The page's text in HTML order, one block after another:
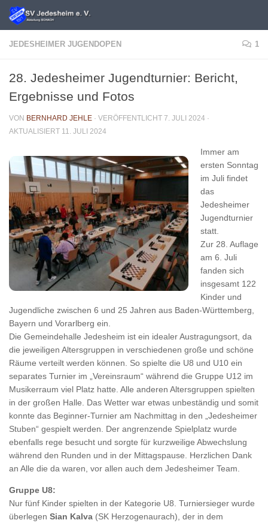
Unter dem Inhalt
JEDESHEIMER JUGENDOPEN 1
28. Jedesheimer Jugendturnier: Bericht,
Ergebnisse und Fotos
VON BERNHARD JEHLE · VERÖFFENTLICHT 7. JULI 2024 ·
AKTUALISIERT 11. JULI 2024
Immer am
ersten Sonntag
im Juli findet
das
Jedesheimer
Jugendturnier
statt.
Zur 28. Auflage
am 6. Juli
fanden sich
insgesamt 122
Kinder und
Jugendliche zwischen 6 und 25 Jahren aus Baden-Württemberg,
Bayern und Vorarlberg ein.
Die Gemeindehalle Jedesheim ist ein idealer Austragungsort, da
die jeweiligen Altersgruppen in verschiedenen große und schöne
Räume verteilt werden können. So spielte die U8 und U10 ein
separates Turnier im „Vereinsraum“ während die Gruppe U12 im
Musikerraum viel Platz hatte. Alle anderen Altersgruppen spielten
in der großen Halle. Das Wetter war etwas unbeständig und somit
konnte das Beginner-Turnier am Nachmittag in den „Jedesheimer
Stuben“ gespielt werden. Der angrenzende Spielplatz wurde
ebenfalls rege besucht und sorgte für kurzweilige Abwechslung
während den Runden und in der Mittagspause. Herzlichen Dank
an Alle die da waren, vor allen auch dem Jedesheimer Team.
Gruppe U8:
Nur fünf Kinder spielten in der Kategorie U8. Turniersieger wurde
überlegen Sian Kalva (SK Herzogenaurach), der in dem